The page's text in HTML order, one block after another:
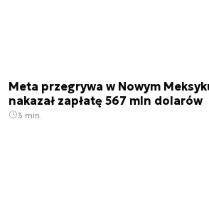
Meta przegrywa w Nowym
nakazał zapłatę 567 mln dolarów
3 min.